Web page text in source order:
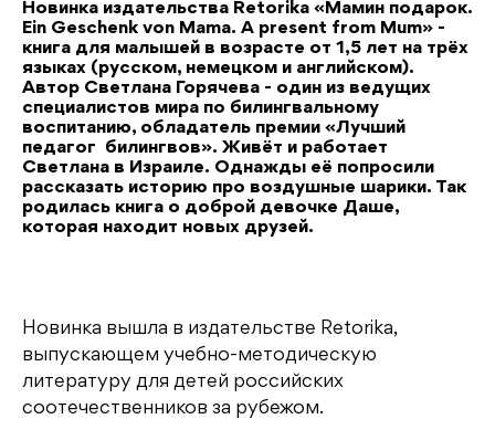
Новинка издательства Retorika «Мамин подарок.
Ein Geschenk von Mama. A present from Mum» -
книга для малышей в возрасте от 1,5 лет на трёх
языках (русском, немецком и английском).
Автор Светлана Горячева - один из ведущих
специалистов мира по билингвальному
воспитанию, обладатель премии «Лучший
педагог билингвов». Живёт и работает
Светлана в Израиле. Однажды её попросили
рассказать историю про воздушные шарики. Так
родилась книга о доброй девочке Даше,
которая находит новых друзей.
Новинка вышла в издательстве Retorika,
выпускающем учебно-методическую
литературу для детей российских
соотечественников за рубежом.